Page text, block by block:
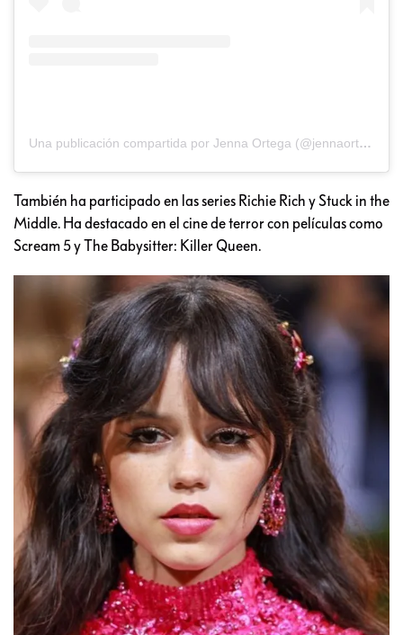
Una publicación compartida por Jenna Ortega (@jennaortega)
También ha participado en las series Richie Rich y Stuck in the
Middle. Ha destacado en el cine de terror con películas como
Scream 5 y The Babysitter: Killer Queen.